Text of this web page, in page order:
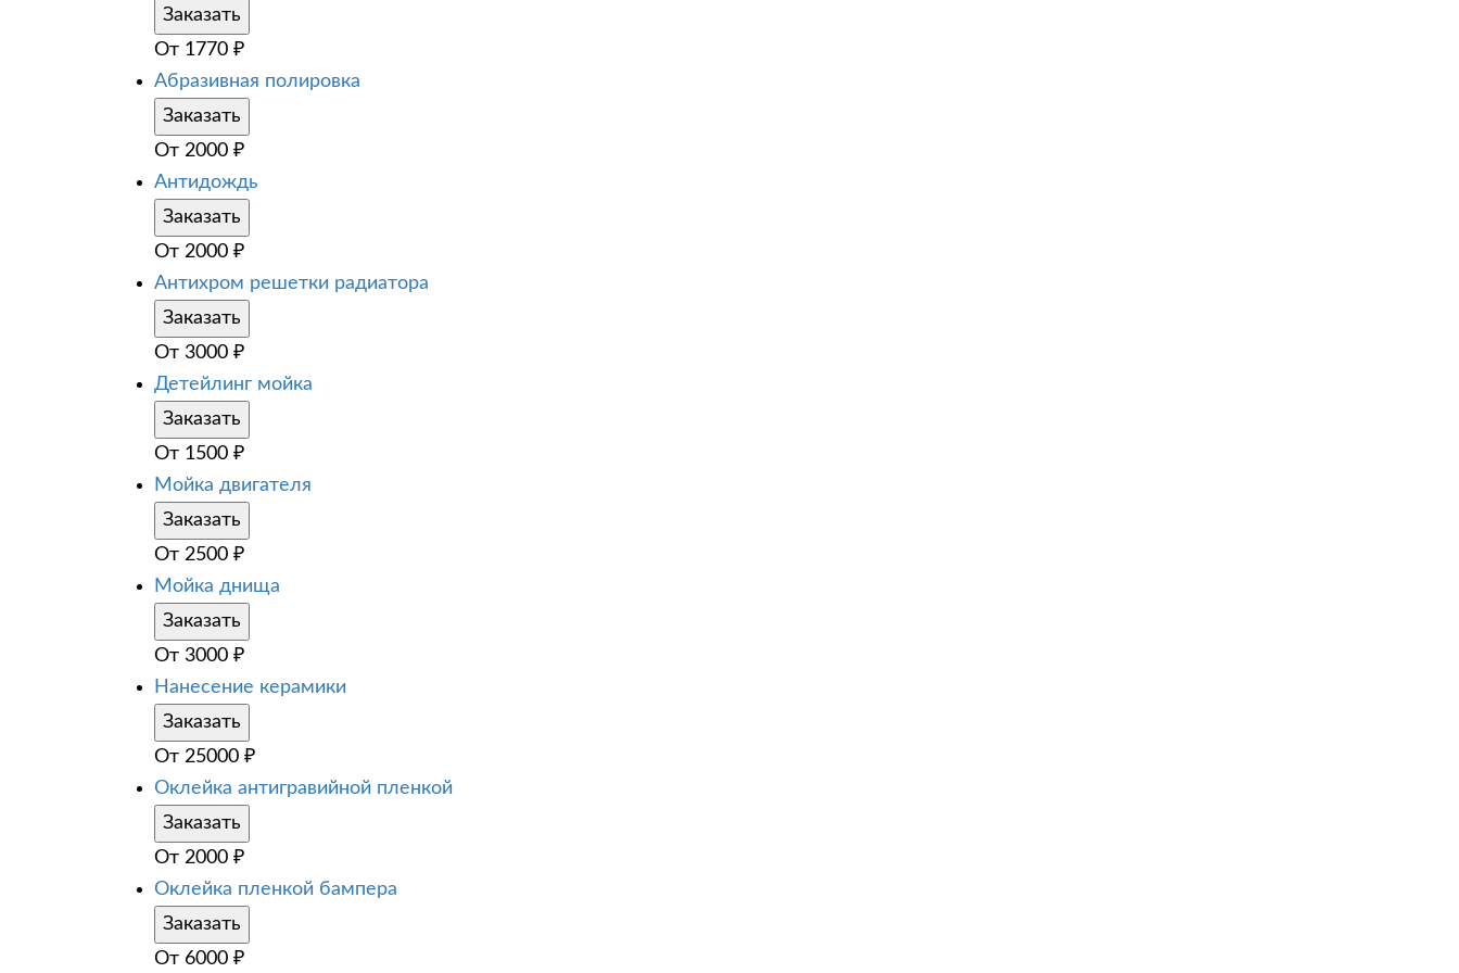
Заказать
От 1770 ₽
Абразивная полировка
Заказать
От 2000 ₽
Антидождь
Заказать
От 2000 ₽
Антихром решетки радиатора
Заказать
От 3000 ₽
Детейлинг мойка
Заказать
От 1500 ₽
Мойка двигателя
Заказать
От 2500 ₽
Мойка днища
Заказать
От 3000 ₽
Нанесение керамики
Заказать
От 25000 ₽
Оклейка антигравийной пленкой
Заказать
От 2000 ₽
Оклейка пленкой бампера
Заказать
От 6000 ₽